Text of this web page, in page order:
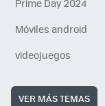
Prime Day 2024
Móviles android
videojuegos
VER MÁS TEMAS